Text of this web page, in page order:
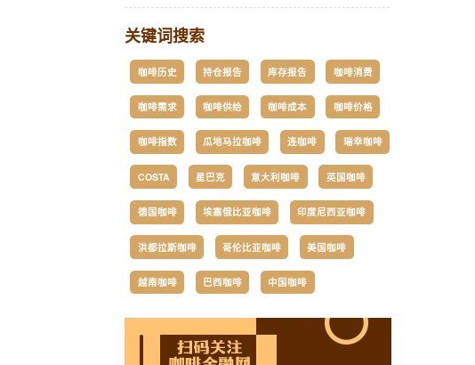
关键词搜索
咖啡历史 持仓报告 库存报告 咖啡消费
咖啡需求 咖啡供给 咖啡成本 咖啡价格
咖啡指数 瓜地马拉咖啡 连咖啡 瑞幸咖啡
COSTA 星巴克 意大利咖啡 英国咖啡
德国咖啡 埃塞俄比亚咖啡 印度尼西亚咖啡
洪都拉斯咖啡 哥伦比亚咖啡 美国咖啡
越南咖啡 巴西咖啡 中国咖啡